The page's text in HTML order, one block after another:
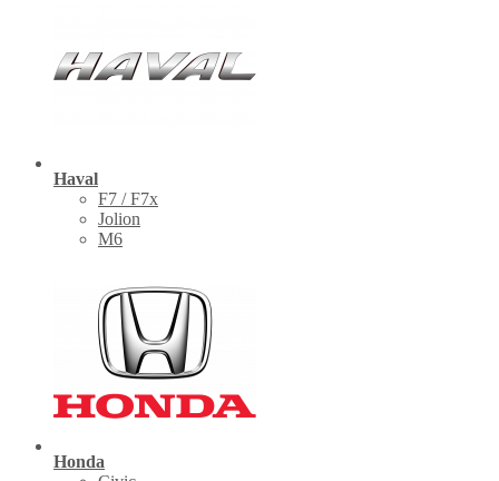
Haval
F7 / F7x
Jolion
M6
Honda